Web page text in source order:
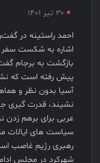
۳۰ تیر ۱۴۰۱
احمد راستینه در
اشاره به شکست سفر
بازگشت به برجام
پیش رفته است که
آسیا بدون نظر و
نشیند، قدرت گیری
عربی برای برهم
سیاست های ایالات
رهبری رژیم غاصب
شهرکرد در مجلس